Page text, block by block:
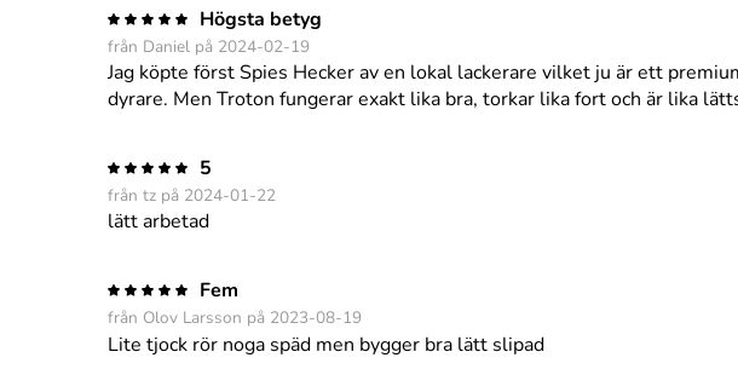
Högsta betyg
från Daniel på 2024-02-19
Jag köpte först Spies Hecker av en lokal lackerare vilket ju är ett
dyrare. Men Troton fungerar exakt lika bra, torkar lika fort och är lika
5
från tz på 2024-01-22
lätt arbetad
Fem
från Olov Larsson på 2023-08-19
Lite tjock rör noga späd men bygger bra lätt slipad